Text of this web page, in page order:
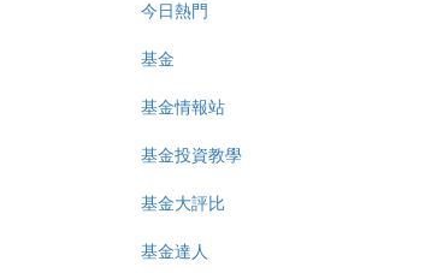
今日熱門
基金
基金情報站
基金投資教學
基金大評比
基金達人